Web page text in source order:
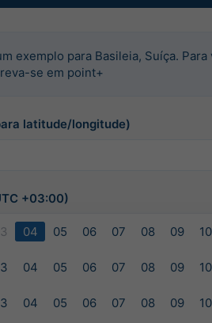
exemplo para Basileia, Suíça.
se em point+
latitude/longitude)
+03:00)
04 05 06 07 08 09 10
04 05 06 07 08 09 10
04 05 06 07 08 09 10